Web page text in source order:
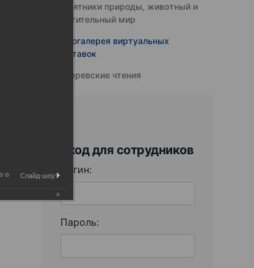
Памятники природы, животный и
растительный мир
Фотогалерея виртуальных
выставок
Юферевские чтения
Вход для сотрудников
Логин:
Пароль:
Слайд-шоу: